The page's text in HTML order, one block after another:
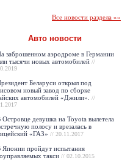
Все новости раздела »»
Авто новости
заброшенном аэродроме в Германии
тысячи новых автомобилей //
Беларуси открыл под
новый завод по сборке
автомобилей «Джили». //
Островце девушка на Toyota вылетела
полосу и врезалась в
«ГАЗ» // 20.11.2017
Японии пройдут испытания
такси // 02.10.2015